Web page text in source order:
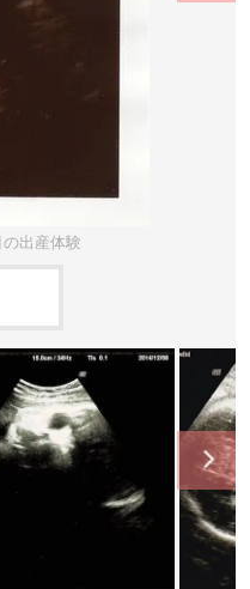
出産体験